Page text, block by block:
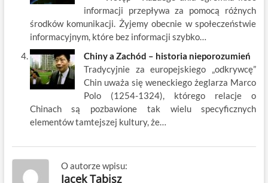
informacji przepływa za pomocą różnych
środków komunikacji. Żyjemy obecnie w społeczeństwie
informacyjnym, które bez informacji szybko…
Chiny a Zachód – historia nieporozumień
Tradycyjnie za europejskiego „odkrywcę”
Chin uważa się weneckiego żeglarza Marco
Polo (1254-1324), którego relacje o
Chinach są pozbawione tak wielu specyficznych
elementów tamtejszej kultury, że…
O autorze wpisu:
Jacek Tabisz